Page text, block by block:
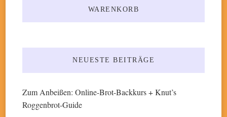
WARENKORB
NEUESTE BEITRÄGE
Zum Anbeißen: Online-Brot-Backkurs + Knut’s
Roggenbrot-Guide